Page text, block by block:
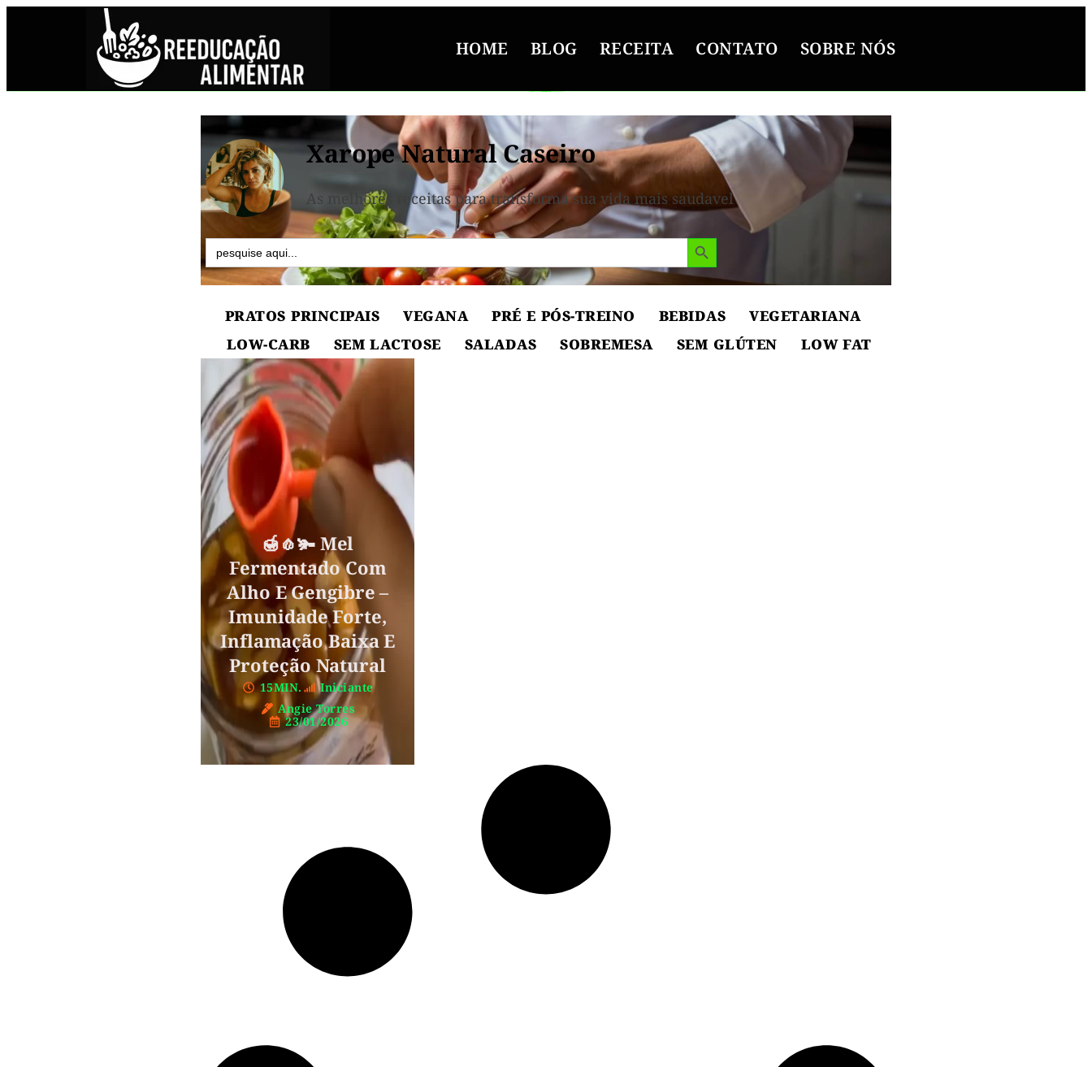
HOME BLOG RECEITA CONTATO SOBRE NÓS
Xarope Natural Caseiro
As melhores receitas para transforma sua vida mais saudavel
Search
for:
Search Button
PRATOS PRINCIPAIS VEGANA PRÉ E PÓS-TREINO BEBIDAS
VEGETARIANA
LOW-CARB
SEM LACTOSE SALADAS SOBREMESA SEM GLÚTEN LOW FAT
🍯🧄🫚 Mel
Fermentado Com
Alho E Gengibre –
Imunidade Forte,
Inflamação Baixa E
Proteção Natural
15MIN.
Iniciante
Angie Torres
23/01/2026